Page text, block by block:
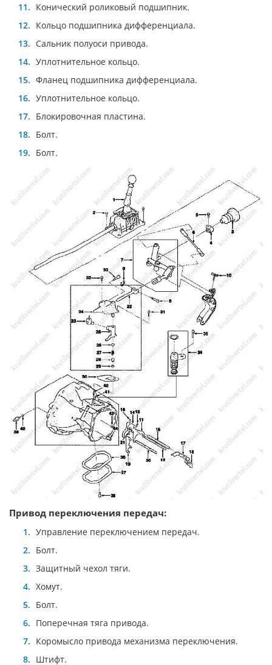
Конический роликовый подшипник.
Кольцо подшипника дифференциала.
Сальник полуоси привода.
Уплотнительное кольцо.
Фланец подшипника дифференциала.
Уплотнительное кольцо.
Блокировочная пластина.
Болт.
Болт.
Привод переключения передач:
Управление переключением передач.
Болт.
Защитный чехол тяги.
Хомут.
Болт.
Поперечная тяга привода.
Коромысло привода механизма переключения.
Штифт.